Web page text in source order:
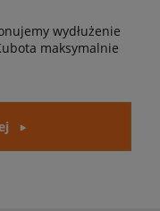
wydłużenie
maksymalnie